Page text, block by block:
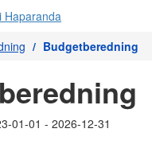
Budgetberedning
01-01 - 2026-12-31